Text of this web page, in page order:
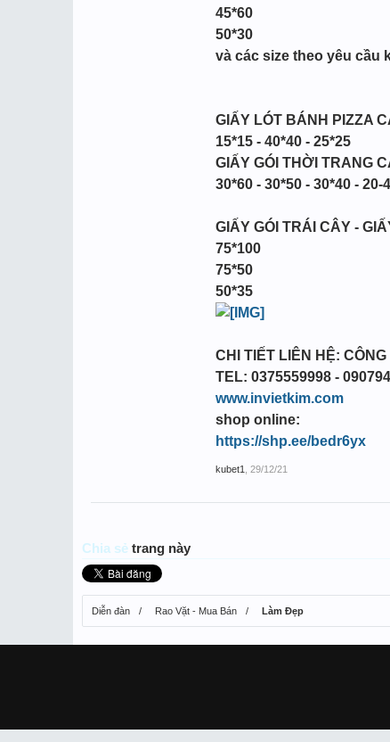
45*60
50*30
và các size theo yêu cầu
GIẤY LÓT BÁNH PIZZA
15*15 - 40*40 - 25*25
GIẤY GÓI THỜI TRANG
30*60 - 30*50 - 30*40 - 20-
GIẤY GÓI TRÁI CÂY -
75*100
75*50
50*35
CHI TIẾT LIÊN HỆ: CÔNG
TEL: 0375559998 -
www.invietkim.com
shop online:
https://shp.ee/bedr6yx
kubet1 29/12/21
Chia sẻ trang này
Diễn đàn Rao Vặt - Mua Bán Làm Đẹp